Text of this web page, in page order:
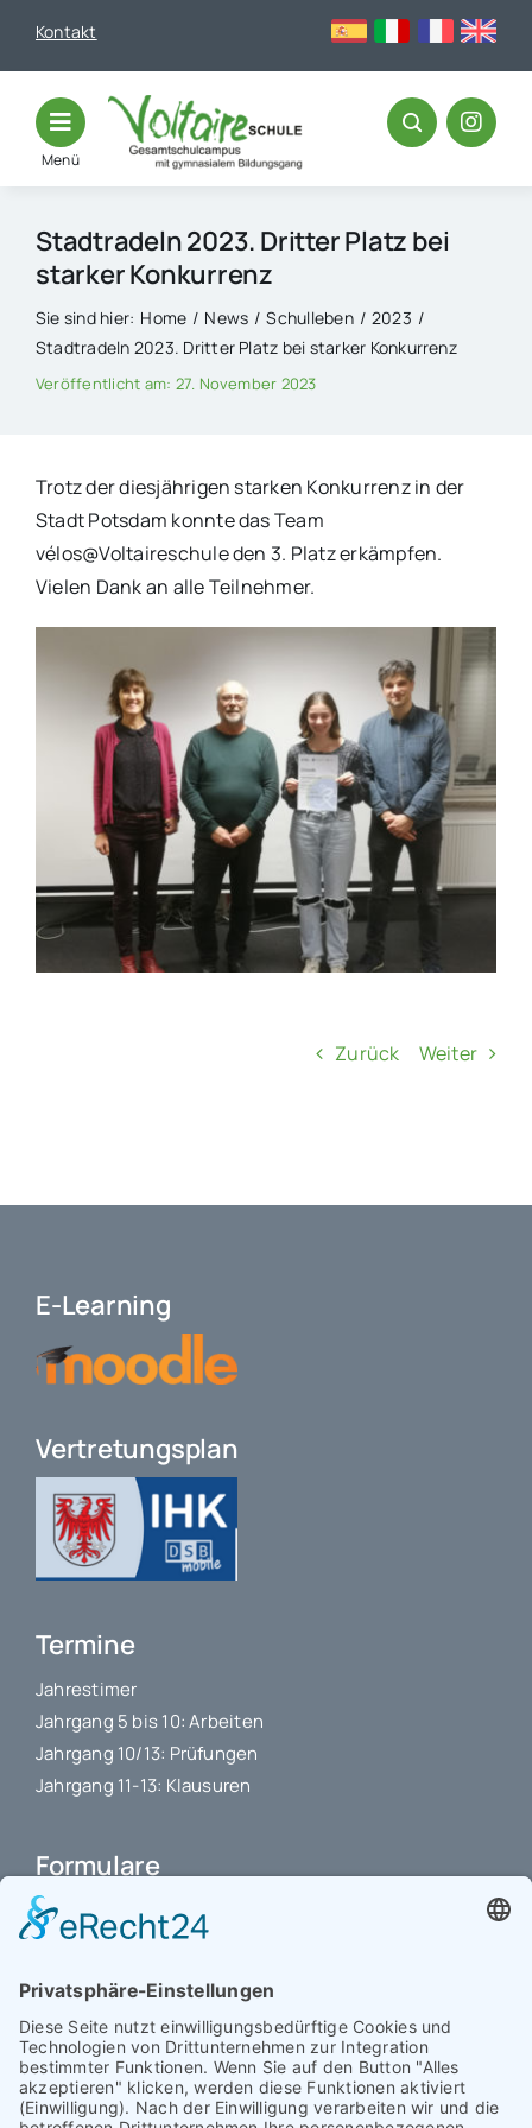
Kontakt
Menü
Stadtradeln 2023. Dritter Platz bei
starker Konkurrenz
Sie sind hier: Home News Schulleben
2023
Stadtradeln 2023. Dritter Platz bei starker Konkurrenz
Veröffentlicht am: 27. November 2023
Trotz der diesjährigen starken Konkurrenz in der
Stadt Potsdam konnte das Team
vélos@Voltaireschule den 3. Platz erkämpfen.
Vielen Dank an alle Teilnehmer.
Zurück Weiter
E-Learning
Vertretungsplan
Termine
Jahrestimer
Jahrgang 5 bis 10: Arbeiten
Jahrgang 10/13: Prüfungen
Jahrgang 11-13: Klausuren
Formulare
Schulbuchkauf Schuljahr 2026-2027
Antrag auf Erstattung von Auslagen
Interner L-S-Beschwerdezettel
Antrag auf Freistellung vom Unterricht
Antrag für selbstständigen Heimweg bei Unwohlsein
(ab Jg. 9)